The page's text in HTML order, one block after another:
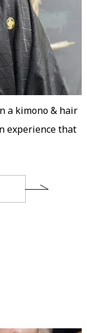
a kimono & hair
experience that